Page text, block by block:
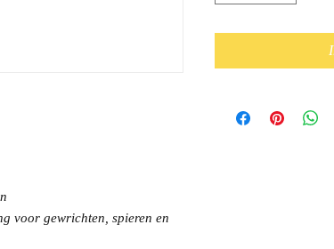
voor gewrichten, spieren en